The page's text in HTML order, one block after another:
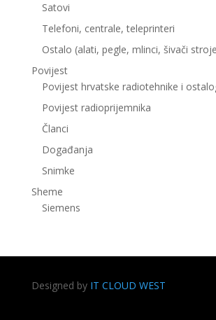
Satovi
Telefoni, centrale, teleprinteri
Ostalo (alati, pegle, mlinci, šivači
Povijest
Povijest hrvatske radiotehnike i
Povijest radioprijemnika
Članci
Događanja
Snimke
Sheme
Siemens
Designed by IT CLOUD WEST